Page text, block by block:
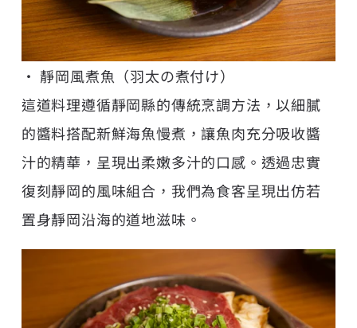
• 靜岡風煮魚（羽太の煮付け）
這道料理遵循靜岡縣的傳統烹調方法，以細膩
的醬料搭配新鮮海魚慢煮，讓魚肉充分吸收醬
汁的精華，呈現出柔嫩多汁的口感。透過忠實
復刻靜岡的風味組合，我們為食客呈現出仿若
置身靜岡沿海的道地滋味。